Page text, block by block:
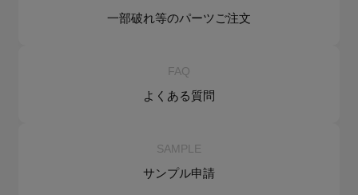
一部破れ等のパーツご注文
FAQ
よくある質問
SAMPLE
サンプル申請